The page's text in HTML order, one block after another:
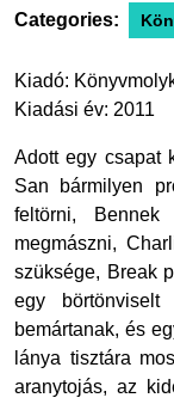
Categories:
Kiadó:
Kiadási év: 2011
Adott egy csapat
San bármilyen
feltörni,
megmászni,
szüksége, Break
egy
bemártanak, és
lánya tisztára
aranytojás, az